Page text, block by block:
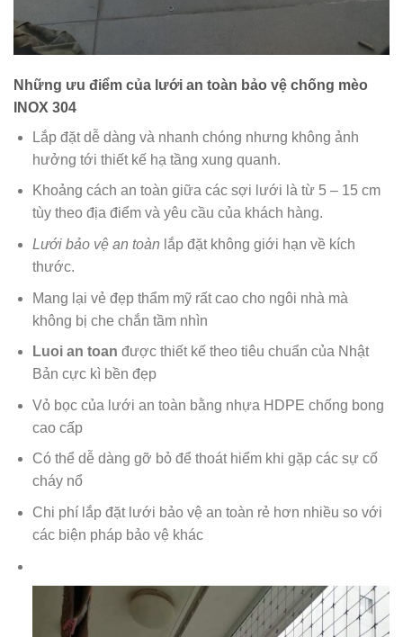
Những ưu điểm của lưới an toàn bảo vệ chống mèo
INOX 304
Lắp đặt dễ dàng và nhanh chóng nhưng không ảnh
hưởng tới thiết kế hạ tầng xung quanh.
Khoảng cách an toàn giữa các sợi lưới là từ 5 – 15 cm
tùy theo địa điểm và yêu cầu của khách hàng.
Lưới bảo vệ an toàn lắp đặt không giới hạn về kích
thước.
Mang lại vẻ đẹp thẩm mỹ rất cao cho ngôi nhà mà
không bị che chắn tầm nhìn
Luoi an toan được thiết kế theo tiêu chuẩn của Nhật
Bản cực kì bền đẹp
Vỏ bọc của lưới an toàn bằng nhựa HDPE chống bong
cao cấp
Có thể dễ dàng gỡ bỏ để thoát hiểm khi gặp các sự cố
cháy nổ
Chi phí lắp đặt lưới bảo vệ an toàn rẻ hơn nhiều so với
các biện pháp bảo vệ khác